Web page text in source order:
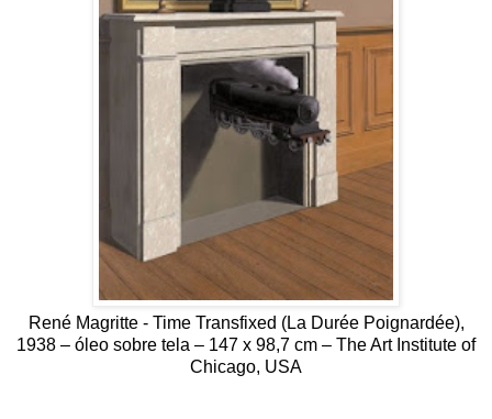
René Magritte - Time Transfixed (La Durée Poignardée),
1938 – óleo sobre tela – 147 x 98,7 cm – The Art Institute of
Chicago, USA